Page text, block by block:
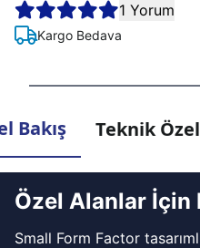
1 Yorum
Kargo Bedava
Bakış Teknik
Özel Alanlar İçin
Small Form Factor